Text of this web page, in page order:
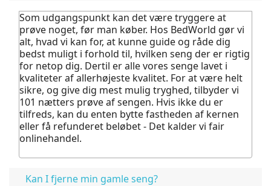
Som udgangspunkt kan det være tryggere at
prøve noget, før man køber. Hos BedWorld gør vi
alt, hvad vi kan for, at kunne guide og råde dig
bedst muligt i forhold til, hvilken seng der er rigtig
for netop dig. Dertil er alle vores senge lavet i
kvaliteter af allerhøjeste kvalitet. For at være helt
sikre, og give dig mest mulig tryghed, tilbyder vi
101 nætters prøve af sengen. Hvis ikke du er
tilfreds, kan du enten bytte fastheden af kernen
eller få refunderet beløbet - Det kalder vi fair
onlinehandel.
Kan I fjerne min gamle seng?